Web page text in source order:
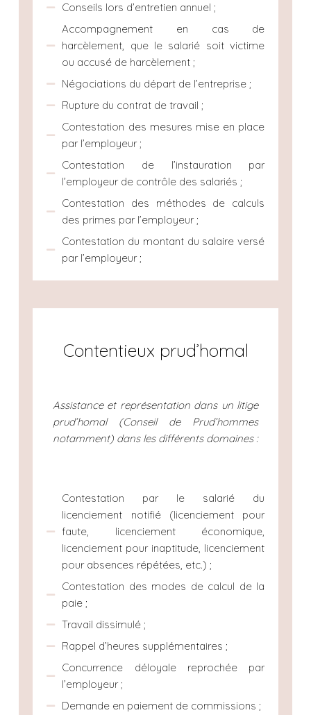
Conseils lors d’entretien annuel ;
Accompagnement en cas de
harcèlement, que le salarié soit victime
ou accusé de harcèlement ;
Négociations du départ de l’entreprise ;
Rupture du contrat de travail ;
Contestation des mesures mise en place
par l’employeur ;
Contestation de l’instauration par
l’employeur de contrôle des salariés ;
Contestation des méthodes de calculs
des primes par l’employeur ;
Contestation du montant du salaire versé
par l’employeur ;
Contentieux prud’homal
Assistance et représentation dans un litige
prud’homal (Conseil de Prud’hommes
notamment) dans les différents domaines :
Contestation par le salarié du
licenciement notifié (licenciement pour
faute, licenciement économique,
licenciement pour inaptitude, licenciement
pour absences répétées, etc.) ;
Contestation des modes de calcul de la
paie ;
Travail dissimulé ;
Rappel d’heures supplémentaires ;
Concurrence déloyale reprochée par
l’employeur ;
Demande en paiement de commissions ;